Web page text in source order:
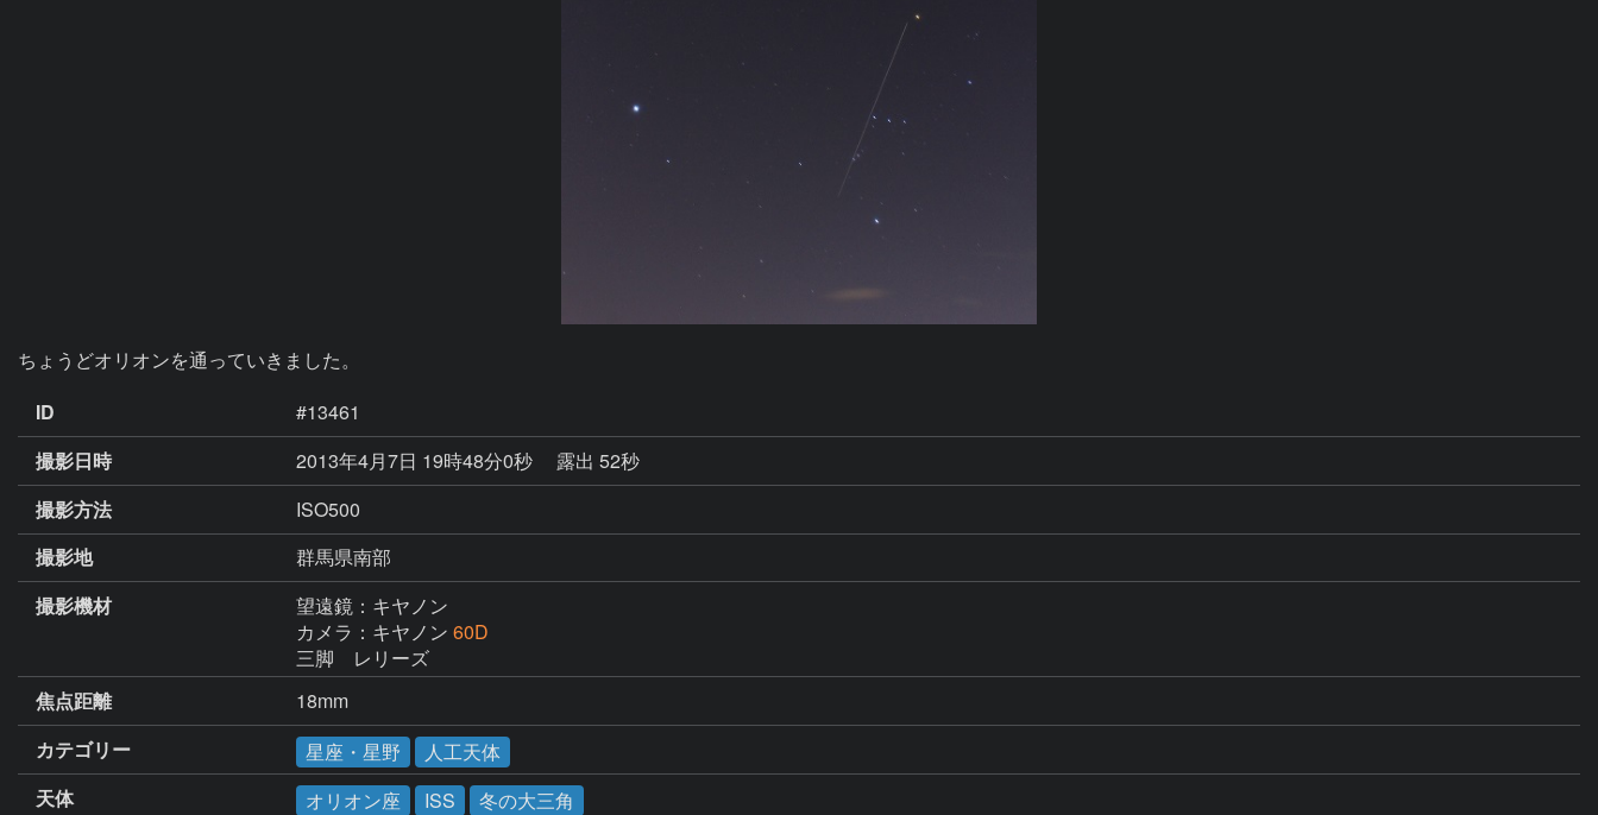
ちょうどオリオンを通っていきました。
ID
#13461
撮影日時
2013年4月7日 19時48分0秒
露出 52秒
撮影方法
ISO500
撮影地
群馬県南部
撮影機材
望遠鏡：キヤノン
カメラ：キヤノン 60D
三脚　レリーズ
焦点距離
18mm
カテゴリー
星座・星野
人工天体
天体
オリオン座 ISS 冬の大三角